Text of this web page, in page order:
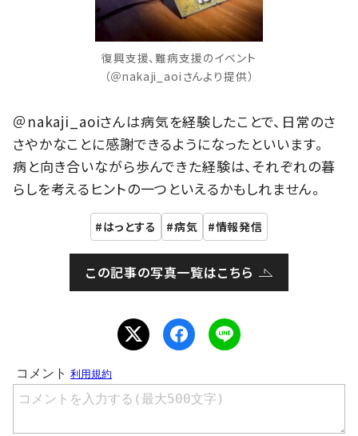
復興支援、難病支援のイベント
（＠nakaji_aoiさんより提供）
＠nakaji_aoiさんは病気を経験したことで、日常のさ
さやかなことに感謝できるようになったといいます。
病と向き合いながら歩んできた経験は、それぞれの暮
らしを考えるヒントの一つといえるかもしれません。
はっとする 病気 情報発信
この記事の写真一覧はこちら